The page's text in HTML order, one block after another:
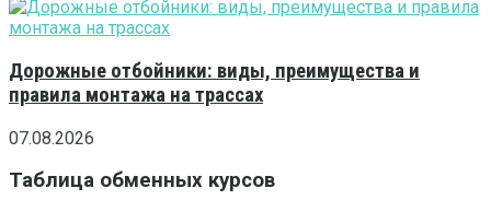
Дорожные отбойники: виды, преимущества и
правила монтажа на трассах
07.08.2026
Таблица обменных курсов